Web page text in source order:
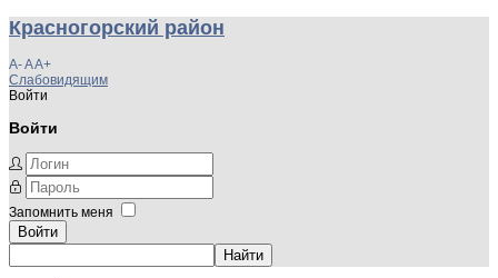
Красногорский район
A-AA+
Слабовидящим
Войти
Войти
Запомнить меня
Войти